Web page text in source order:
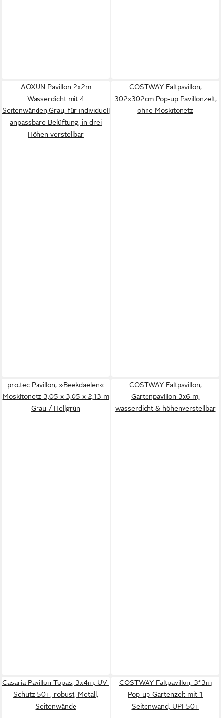
AOXUN Pavillon 2x2m
Wasserdicht mit 4
Seitenwänden,Grau, für individuell
anpassbare Belüftung, in drei
Höhen verstellbar
COSTWAY Faltpavillon,
302x302cm Pop-up Pavillonzelt,
ohne Moskitonetz
pro.tec Pavillon, »Beekdaelen«
Moskitonetz 3,05 x 3,05 x 2,13 m
Grau / Hellgrün
COSTWAY Faltpavillon,
Gartenpavillon 3x6 m,
wasserdicht & höhenverstellbar
Casaria Pavillon Topas, 3x4m, UV-
Schutz 50+, robust, Metall,
Seitenwände
COSTWAY Faltpavillon, 3*3m
Pop-up-Gartenzelt mit 1
Seitenwand, UPF50+